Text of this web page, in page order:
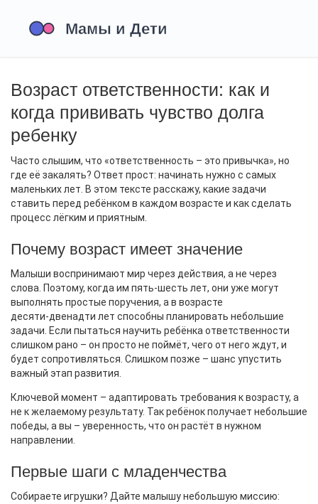
Возраст ответственности: как и
когда прививать чувство долга
ребенку
Часто слышим, что «ответственность – это привычка», но
где её закалять? Ответ прост: начинать нужно с самых
маленьких лет. В этом тексте расскажу, какие задачи
ставить перед ребёнком в каждом возрасте и как сделать
процесс лёгким и приятным.
Почему возраст имеет значение
Малыши воспринимают мир через действия, а не через
слова. Поэтому, когда им пять‑шесть лет, они уже могут
выполнять простые поручения, а в возрасте
десяти‑двенадти лет способны планировать небольшие
задачи. Если пытаться научить ребёнка ответственности
слишком рано – он просто не поймёт, чего от него ждут, и
будет сопротивляться. Слишком позже – шанс упустить
важный этап развития.
Ключевой момент – адаптировать требования к возрасту, а
не к желаемому результату. Так ребёнок получает небольшие
победы, а вы – уверенность, что он растёт в нужном
направлении.
Первые шаги с младенчества
Собираете игрушки? Дайте малышу небольшую миссию: